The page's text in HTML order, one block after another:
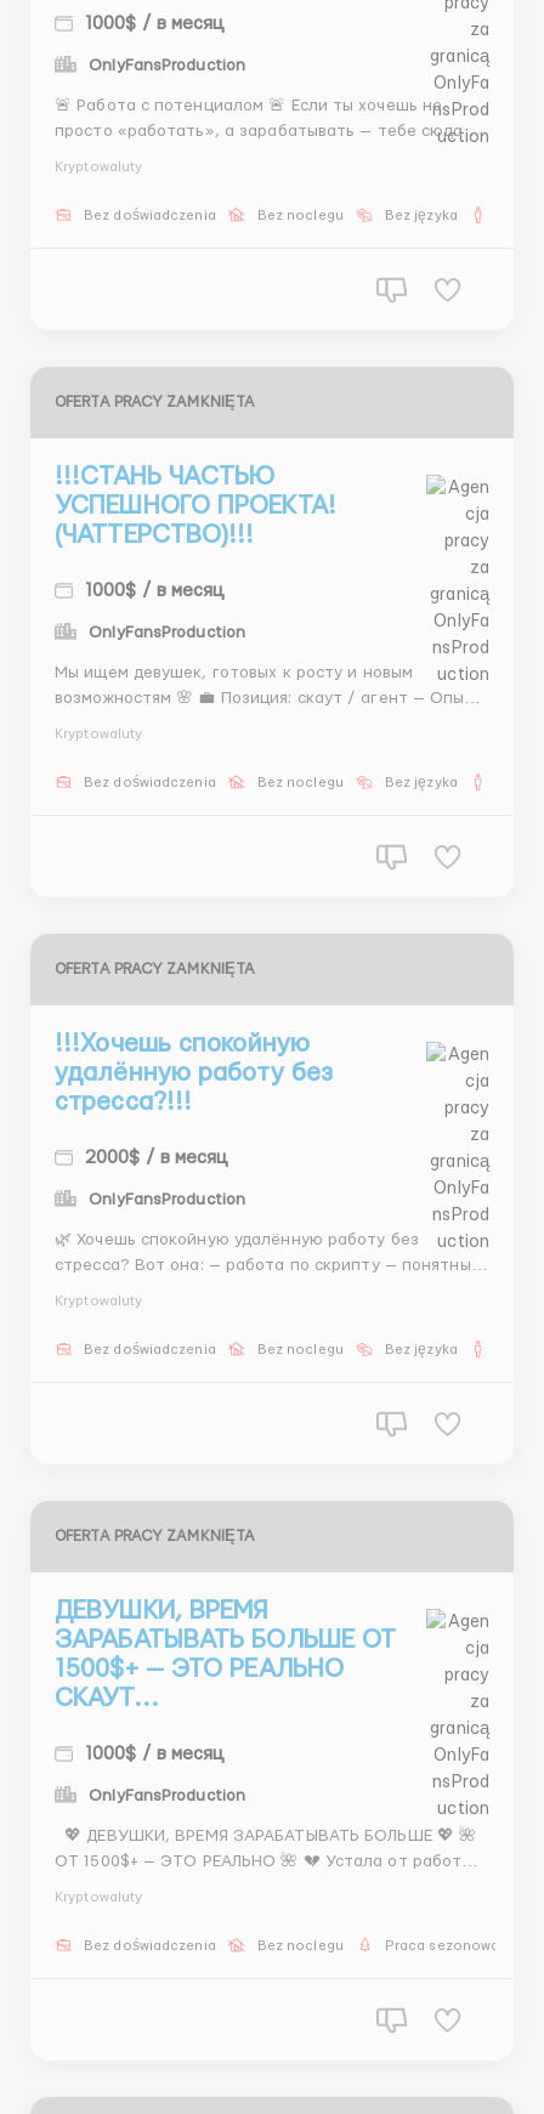
1000$ / в месяц
OnlyFansProduction
🚨 Работа с потенциалом 🚨 Если ты хочешь не
просто «работать», а зарабатывать — тебе сюда 💗
@MariaLiHR — вход в нормальную жизнь ...
Kryptowaluty
Bez doświadczenia Bez noclegu Bez języka
OFERTA PRACY ZAMKNIĘTA
!!!СТАНЬ ЧАСТЬЮ
УСПЕШНОГО ПРОЕКТА!
(ЧАТТЕРСТВО)!!!
1000$ / в месяц
OnlyFansProduction
Мы ищем девушек, готовых к росту и новым
возможностям 🌸 💼 Позиция: скаут / агент — Опыт
часов 💰 400 $ + % 💰 От 1 500 $ 📲 @AnnaBiHR ...
Kryptowaluty
Bez doświadczenia Bez noclegu Bez języka
OFERTA PRACY ZAMKNIĘTA
!!!Хочешь спокойную
удалённую работу без
стресса?!!!
2000$ / в месяц
OnlyFansProduction
🌿 Хочешь спокойную удалённую работу без
стресса? Вот она: — работа по скрипту — понятные
Kryptowaluty
Bez doświadczenia Bez noclegu Bez języka
OFERTA PRACY ZAMKNIĘTA
ДЕВУШКИ, ВРЕМЯ
ЗАРАБАТЫВАТЬ БОЛЬШЕ ОТ
1500$+ — ЭТО РЕАЛЬНО
СКАУТ...
1000$ / в месяц
OnlyFansProduction
ОТ 1500$+ — ЭТО РЕАЛЬНО 🌺 💔 Устала от работы,
ДЕЛАТЬ: — искать моделей — переписываться 💬 —
Kryptowaluty
Bez doświadczenia Bez noclegu Praca sezonowa